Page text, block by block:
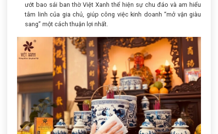
ướt bao sái ban thờ Việt Xanh thể hiện sự chu đáo và am hiểu
tâm linh của gia chủ, giúp công việc kinh doanh “mở vận giàu
sang” một cách thuận lợi nhất.